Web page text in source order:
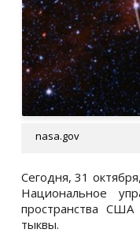
nasa.gov
Сегодня, 31
Национальное
пространства США
тыквы.